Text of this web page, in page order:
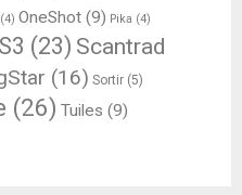
(4) OneShot (9) Pika (4)
(23) Scantrad
(16) Sortir (5)
(26) Tuiles (9)